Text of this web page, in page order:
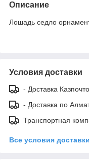
Описание
Лошадь седло
Условия доставки
- Доставка
- Доставка по
Транспортная
Все условия доставки